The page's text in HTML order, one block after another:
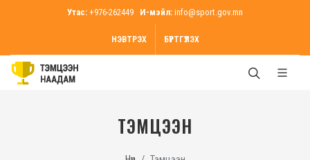
Утас: +976-262449 И-мэйл: info@sport.gov.mn
НЭВТРЭХ БҮРТГҮҮЛЭХ
ТЭМЦЭЭН